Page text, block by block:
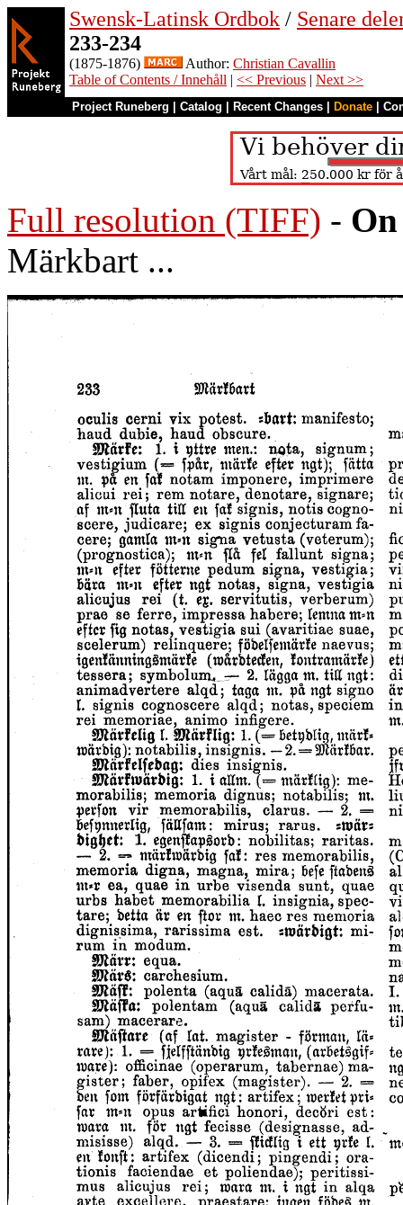
Swensk-Latinsk Ordbok / Senare
233-234
(1875-1876) Author: Christian Cavallin
Table of Contents / Innehåll | << Previous | Next >>
Project Runeberg Catalog Recent Changes Donate
Full resolution (TIFF) -
Märkbart ...